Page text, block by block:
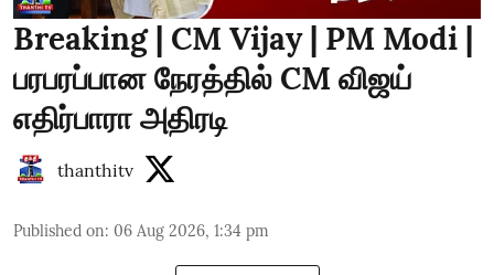
Breaking | CM Vijay | PM Modi |
பரபரப்பான நேரத்தில் CM விஜய்
எதிர்பாரா அதிரடி
thanthitv
Published on: 06 Aug 2026, 1:34 pm